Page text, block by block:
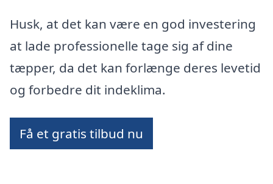
Husk, at det kan være en god investering
at lade professionelle tage sig af dine
tæpper, da det kan forlænge deres levetid
og forbedre dit indeklima.
Få et gratis tilbud nu